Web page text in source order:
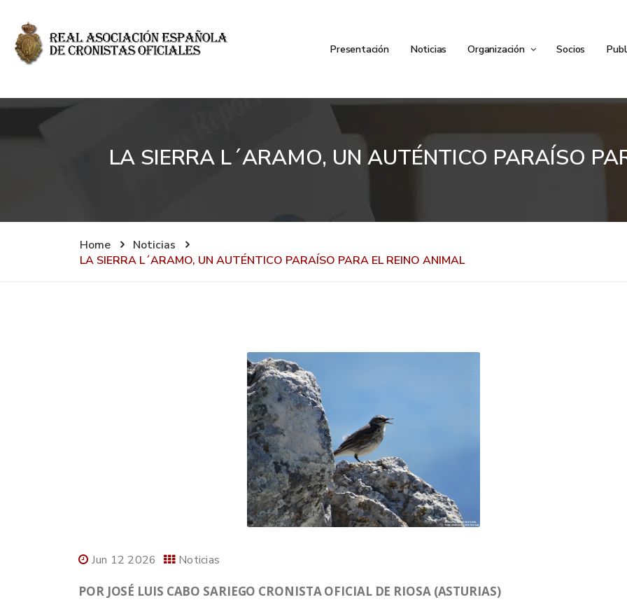
Presentación Noticias Organización Socios
LA SIERRA L´ARAMO, UN AUTÉNTICO PARAÍSO
Home
Noticias
LA SIERRA L´ARAMO, UN AUTÉNTICO PARAÍSO PARA EL REINO ANIMAL
Jun 12 2026 Noticias
POR JOSÉ LUIS CABO SARIEGO CRONISTA OFICIAL DE RIOSA (ASTURIAS)